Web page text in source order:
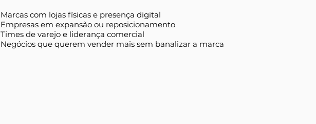
Marcas com lojas físicas e presença digital
Empresas em expansão ou reposicionamento
Times de varejo e liderança comercial
Negócios que querem vender mais sem banalizar a marca